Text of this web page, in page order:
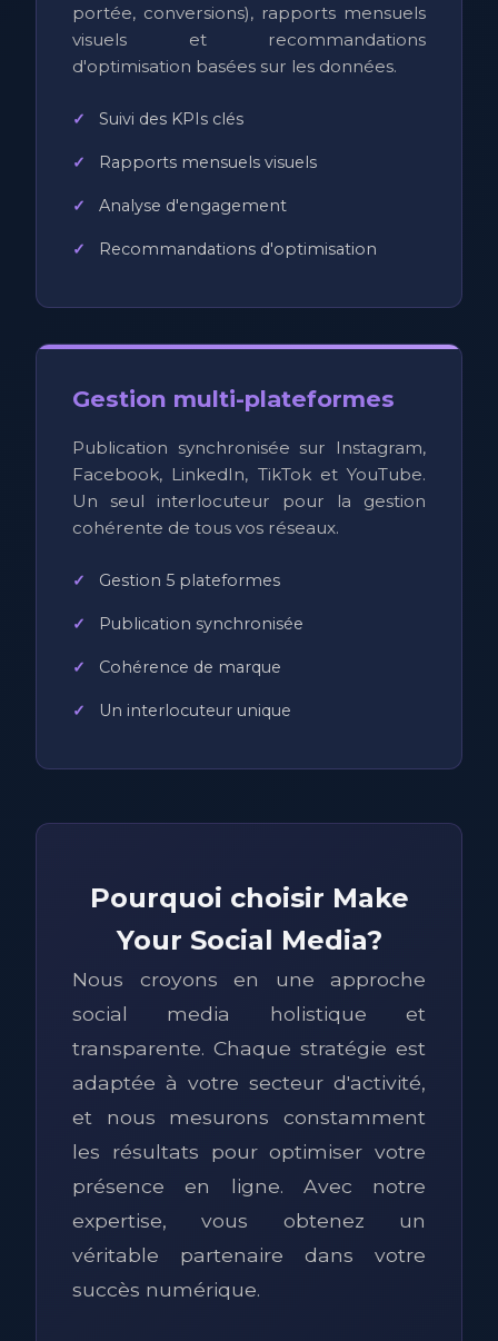
portée, conversions), rapports mensuels
visuels et recommandations
d'optimisation basées sur les données.
Suivi des KPIs clés
Rapports mensuels visuels
Analyse d'engagement
Recommandations d'optimisation
Gestion multi-plateformes
Publication synchronisée sur Instagram,
Facebook, LinkedIn, TikTok et YouTube.
Un seul interlocuteur pour la gestion
cohérente de tous vos réseaux.
Gestion 5 plateformes
Publication synchronisée
Cohérence de marque
Un interlocuteur unique
Pourquoi choisir Make
Your Social Media?
Nous croyons en une approche
social media holistique et
transparente. Chaque stratégie est
adaptée à votre secteur d'activité,
et nous mesurons constamment
les résultats pour optimiser votre
présence en ligne. Avec notre
expertise, vous obtenez un
véritable partenaire dans votre
succès numérique.